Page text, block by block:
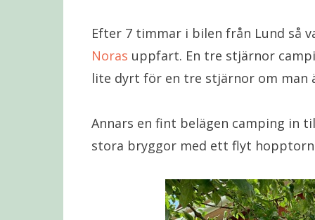
Efter 7 timmar i bilen från Lund så
Noras uppfart. En tre stjärnor
lite dyrt för en tre stjärnor om man
Annars en fint belägen camping in
stora bryggor med ett flyt